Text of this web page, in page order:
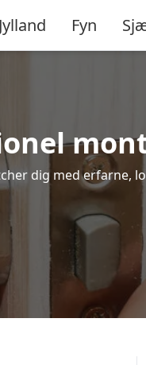
Jylland Fyn
dig med erfarne,